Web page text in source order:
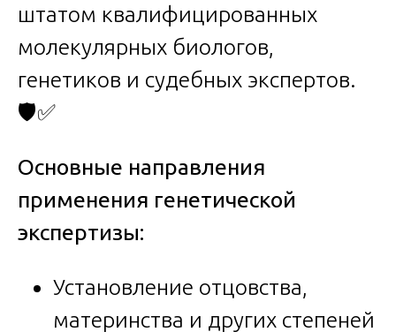
штатом квалифицированных
молекулярных биологов,
генетиков и судебных экспертов.
🛡️✅
Основные направления
применения генетической
экспертизы:
Установление отцовства,
материнства и других степеней